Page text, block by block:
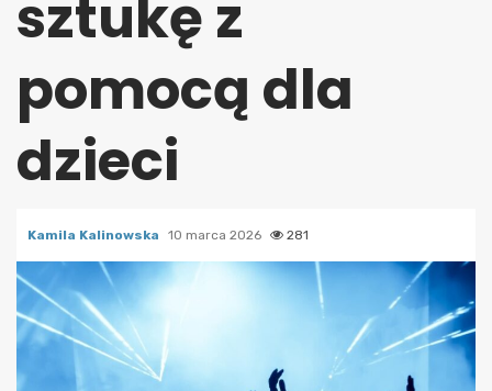
sztukę z
pomocą dla
dzieci
Kamila Kalinowska 10 marca 2026 281